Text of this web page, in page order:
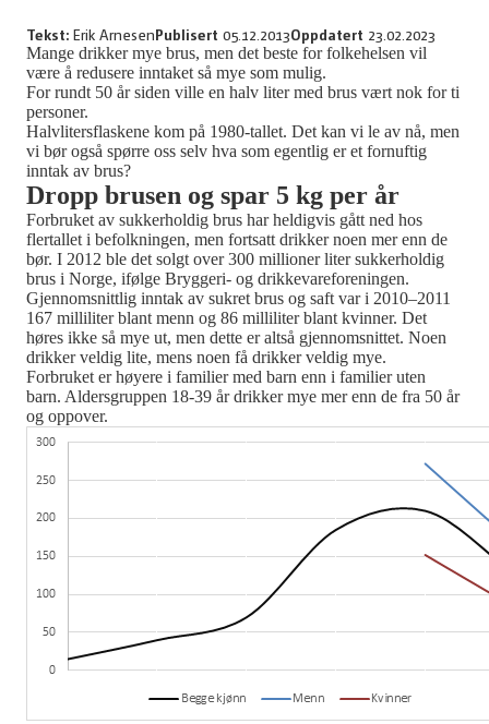
Tekst: Erik ArnesenPublisert 05.12.2013Oppdatert 23.02.2023
Mange drikker mye brus, men det beste for folkehelsen vil
være å redusere inntaket så mye som mulig.
For rundt 50 år siden ville en halv liter med brus vært nok for ti
personer.
Halvlitersflaskene kom på 1980-tallet. Det kan vi le av nå, men
vi bør også spørre oss selv hva som egentlig er et fornuftig
inntak av brus?
Dropp brusen og spar 5 kg per år
Forbruket av sukkerholdig brus har heldigvis gått ned hos
flertallet i befolkningen, men fortsatt drikker noen mer enn de
bør. I 2012 ble det solgt over 300 millioner liter sukkerholdig
brus i Norge, ifølge Bryggeri- og drikkevareforeningen.
Gjennomsnittlig inntak av sukret brus og saft var i 2010–2011
167 milliliter blant menn og 86 milliliter blant kvinner. Det
høres ikke så mye ut, men dette er altså gjennomsnittet. Noen
drikker veldig lite, mens noen få drikker veldig mye.
Forbruket er høyere i familier med barn enn i familier uten
barn. Aldersgruppen 18-39 år drikker mye mer enn de fra 50 år
og oppover.